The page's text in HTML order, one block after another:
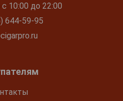
10:00 до 22:00
644-59-95